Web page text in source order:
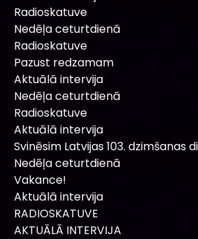
Radioskatuve
Nedēļa ceturtdienā
Radioskatuve
Pazust redzamam
Aktuālā intervija
Nedēļa ceturtdienā
Radioskatuve
Aktuālā intervija
Svinēsim Latvijas 103. dzimšanas
Nedēļa ceturtdienā
Vakance!
Aktuālā intervija
RADIOSKATUVE
AKTUĀLĀ INTERVIJA